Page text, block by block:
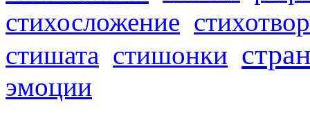
стихосложение
стишата стишонки
эмоции